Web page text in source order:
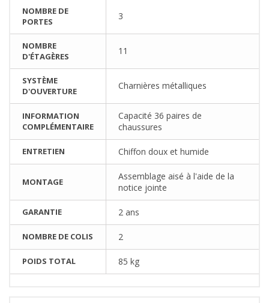
NOMBRE DE
PORTES
3
NOMBRE
D'ÉTAGÈRES
11
SYSTÈME
D'OUVERTURE
Charnières métalliques
INFORMATION
COMPLÉMENTAIRE
Capacité 36 paires de
chaussures
ENTRETIEN Chiffon doux et humide
MONTAGE
Assemblage aisé à l'aide de la
notice jointe
GARANTIE 2 ans
NOMBRE DE COLIS 2
POIDS TOTAL 85 kg